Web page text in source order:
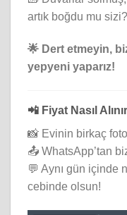
artık boğdu mu sizi?
🌟 Dert etmeyin,
yepyeni yaparız!
📲 Fiyat Nasıl
📸 Evinin birkaç
📤 WhatsApp’tan
💬 Aynı gün içinde
cebinde olsun!